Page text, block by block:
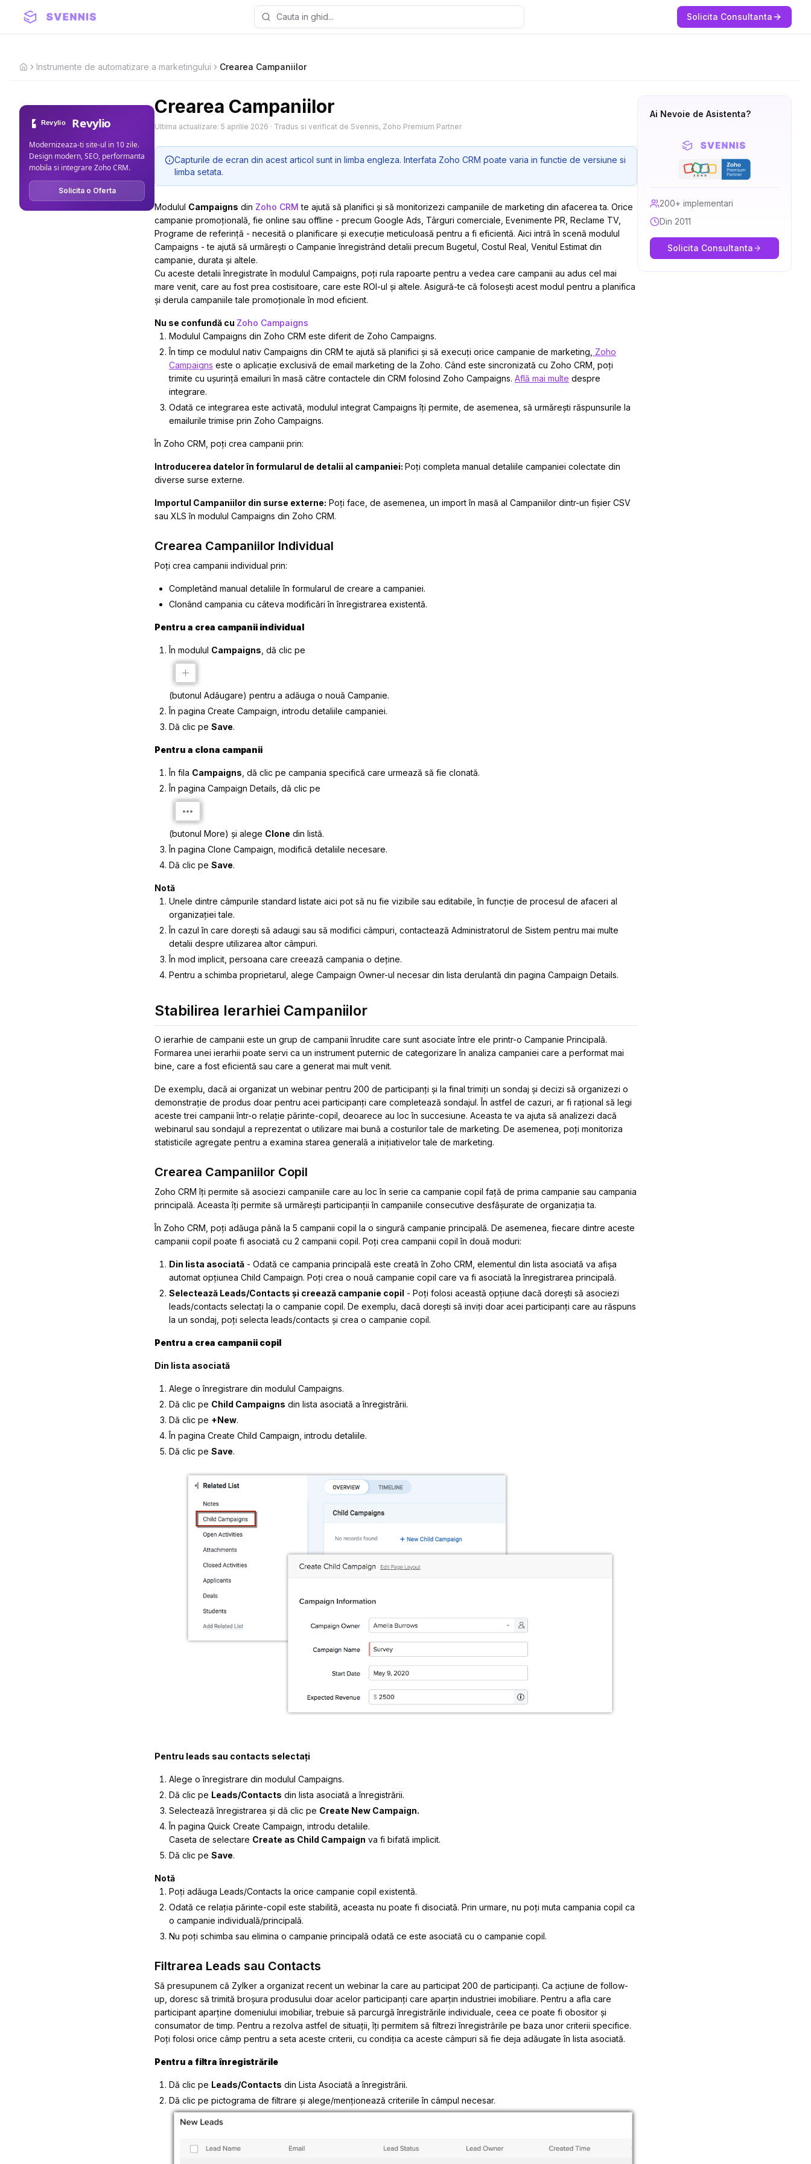
Solicita Consultanta
HomeInstrumente de automatizare a marketingului Crearea Campaniilor
Revylio
Modernizeaza-ti site-ul in 10 zile.
Design modern, SEO, performanta
mobila si integrare Zoho CRM.
Solicita o Oferta
Crearea Campaniilor
Ultima actualizare: 5 aprilie 2026 · Tradus si verificat de Svennis, Zoho Premium Partner
Capturile de ecran din acest articol sunt in limba engleza. Interfata Zoho CRM poate varia in functie de versiune si
limba setata.
Modulul Campaigns din Zoho CRM te ajută să planifici și să monitorizezi campaniile de marketing din afacerea ta. Orice
campanie promoțională, fie online sau offline - precum Google Ads, Târguri comerciale, Evenimente PR, Reclame TV,
Programe de referință - necesită o planificare și execuție meticuloasă pentru a fi eficientă. Aici intră în scenă modulul
Campaigns - te ajută să urmărești o Campanie înregistrând detalii precum Bugetul, Costul Real, Venitul Estimat din
campanie, durata și altele.
Cu aceste detalii înregistrate în modulul Campaigns, poți rula rapoarte pentru a vedea care campanii au adus cel mai
mare venit, care au fost prea costisitoare, care este ROI-ul și altele. Asigură-te că folosești acest modul pentru a planifica
și derula campaniile tale promoționale în mod eficient.
Nu se confundă cu Zoho Campaigns
Modulul Campaigns din Zoho CRM este diferit de Zoho Campaigns.
În timp ce modulul nativ Campaigns din CRM te ajută să planifici și să execuți orice campanie de marketing, Zoho
Campaigns este o aplicație exclusivă de email marketing de la Zoho. Când este sincronizată cu Zoho CRM, poți
trimite cu ușurință emailuri în masă către contactele din CRM folosind Zoho Campaigns. Află mai multe despre
integrare.
Odată ce integrarea este activată, modulul integrat Campaigns îți permite, de asemenea, să urmărești răspunsurile la
emailurile trimise prin Zoho Campaigns.
În Zoho CRM, poți crea campanii prin:
Introducerea datelor în formularul de detalii al campaniei: Poți completa manual detaliile campaniei colectate din
diverse surse externe.
Importul Campaniilor din surse externe: Poți face, de asemenea, un import în masă al Campaniilor dintr-un fișier CSV
sau XLS în modulul Campaigns din Zoho CRM.
Crearea Campaniilor Individual
Poți crea campanii individual prin:
Completând manual detaliile în formularul de creare a campaniei.
Clonând campania cu câteva modificări în înregistrarea existentă.
Pentru a crea campanii individual
În modulul Campaigns , dă clic pe
(butonul Adăugare) pentru a adăuga o nouă Campanie.
În pagina Create Campaign , introdu detaliile campaniei.
Dă clic pe Save.
Pentru a clona campanii
În fila Campaigns , dă clic pe campania specifică care urmează să fie clonată.
În pagina Campaign Details , dă clic pe
(butonul More) și alege Clone din listă.
În pagina Clone Campaign , modifică detaliile necesare.
Dă clic pe Save.
Notă
Unele dintre câmpurile standard listate aici pot să nu fie vizibile sau editabile, în funcție de procesul de afaceri al
organizației tale.
În cazul în care dorești să adaugi sau să modifici câmpuri, contactează Administratorul de Sistem pentru mai multe
detalii despre utilizarea altor câmpuri.
În mod implicit, persoana care creează campania o deține.
Pentru a schimba proprietarul, alege Campaign Owner-ul necesar din lista derulantă din pagina Campaign Details.
Stabilirea Ierarhiei Campaniilor
O ierarhie de campanii este un grup de campanii înrudite care sunt asociate între ele printr-o Campanie Principală.
Formarea unei ierarhii poate servi ca un instrument puternic de categorizare în analiza campaniei care a performat mai
bine, care a fost eficientă sau care a generat mai mult venit.
De exemplu, dacă ai organizat un webinar pentru 200 de participanți și la final trimiți un sondaj și decizi să organizezi o
demonstrație de produs doar pentru acei participanți care completează sondajul. În astfel de cazuri, ar fi rațional să legi
aceste trei campanii într-o relație părinte-copil, deoarece au loc în succesiune. Aceasta te va ajuta să analizezi dacă
webinarul sau sondajul a reprezentat o utilizare mai bună a costurilor tale de marketing. De asemenea, poți monitoriza
statisticile agregate pentru a examina starea generală a inițiativelor tale de marketing.
Crearea Campaniilor Copil
Zoho CRM îți permite să asociezi campaniile care au loc în serie ca campanie copil față de prima campanie sau campania
principală. Aceasta îți permite să urmărești participanții în campaniile consecutive desfășurate de organizația ta.
În Zoho CRM, poți adăuga până la 5 campanii copil la o singură campanie principală. De asemenea, fiecare dintre aceste
campanii copil poate fi asociată cu 2 campanii copil. Poți crea campanii copil în două moduri:
Din lista asociată - Odată ce campania principală este creată în Zoho CRM, elementul din lista asociată va afișa
automat opțiunea Child Campaign. Poți crea o nouă campanie copil care va fi asociată la înregistrarea principală.
Selectează Leads/Contacts și creează campanie copil - Poți folosi această opțiune dacă dorești să asociezi
leads/contacts selectați la o campanie copil. De exemplu, dacă dorești să inviți doar acei participanți care au răspuns
la un sondaj, poți selecta leads/contacts și crea o campanie copil.
Pentru a crea campanii copil
Din lista asociată
Alege o înregistrare din modulul Campaigns.
Dă clic pe Child Campaigns din lista asociată a înregistrării.
Dă clic pe +New.
În pagina Create Child Campaign , introdu detaliile.
Dă clic pe Save.
Pentru leads sau contacts selectați
Alege o înregistrare din modulul Campaigns.
Dă clic pe Leads/Contacts din lista asociată a înregistrării.
Selectează înregistrarea și dă clic pe Create New Campaign.
În pagina Quick Create Campaign , introdu detaliile.
Caseta de selectare Create as Child Campaign va fi bifată implicit.
Dă clic pe Save.
Notă
Poți adăuga Leads/Contacts la orice campanie copil existentă.
Odată ce relația părinte-copil este stabilită, aceasta nu poate fi disociată. Prin urmare, nu poți muta campania copil ca
o campanie individuală/principală.
Nu poți schimba sau elimina o campanie principală odată ce este asociată cu o campanie copil.
Filtrarea Leads sau Contacts
Să presupunem că Zylker a organizat recent un webinar la care au participat 200 de participanți. Ca acțiune de follow-
up, doresc să trimită broșura produsului doar acelor participanți care aparțin industriei imobiliare. Pentru a afla care
participant aparține domeniului imobiliar, trebuie să parcurgă înregistrările individuale, ceea ce poate fi obositor și
consumator de timp. Pentru a rezolva astfel de situații, îți permitem să filtrezi înregistrările pe baza unor criterii specifice.
Poți folosi orice câmp pentru a seta aceste criterii, cu condiția ca aceste câmpuri să fie deja adăugate în lista asociată.
Pentru a filtra înregistrările
Dă clic pe Leads/Contacts din Lista Asociată a înregistrării.
Dă clic pe pictograma de filtrare și alege/menționează criteriile în câmpul necesar.
Ai Nevoie de Asistenta?
200+ implementari
Din 2011
Solicita Consultanta